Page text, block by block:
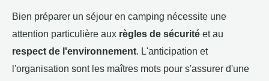
Bien préparer un séjour en camping nécessite une
attention particulière aux règles de sécurité et au
respect de l'environnement. L'anticipation et
l'organisation sont les maîtres mots pour s'assurer d'une